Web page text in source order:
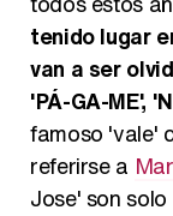
tenido lugar
van a ser
'PÁ-GA-ME',
famoso 'vale'
referirse a
Jose' son